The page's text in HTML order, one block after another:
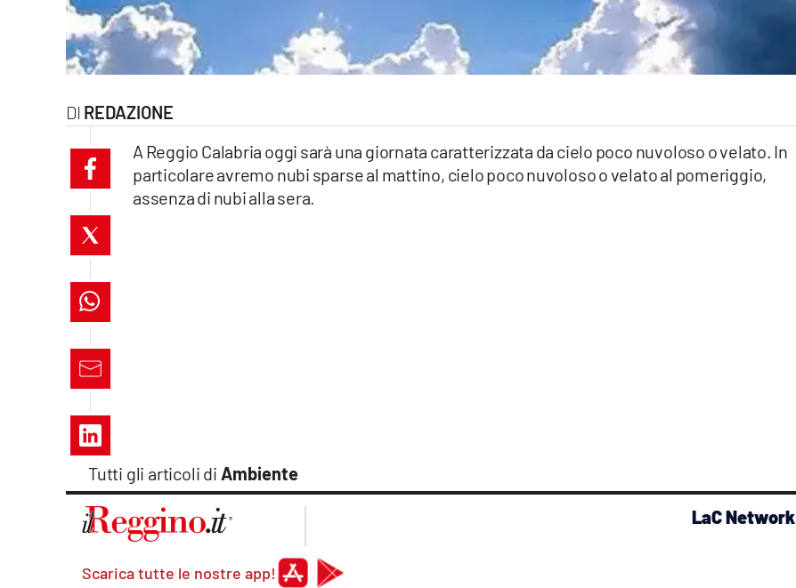
cosenzachannel.it
ilvibonese.it
catanzarochannel.it
lacapitalenews.it
REDAZIONE
Tutti gli articoli di Ambiente
A Reggio Calabria oggi sarà una giornata caratterizzata da cielo poco nuvoloso o velato. In
particolare avremo nubi sparse al mattino, cielo poco nuvoloso o velato al pomeriggio,
assenza di nubi alla sera.
Scarica tutte le nostre app!
LaC Network